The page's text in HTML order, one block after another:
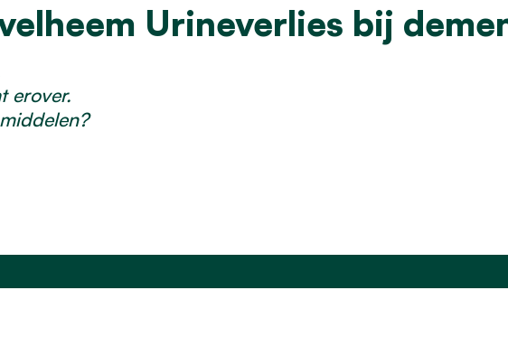
Urineverlies bij
erover.